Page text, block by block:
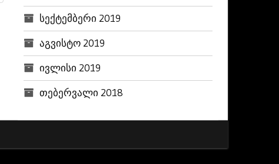
სექტემბერი 2019
აგვისტო 2019
ივლისი 2019
თებერვალი 2018